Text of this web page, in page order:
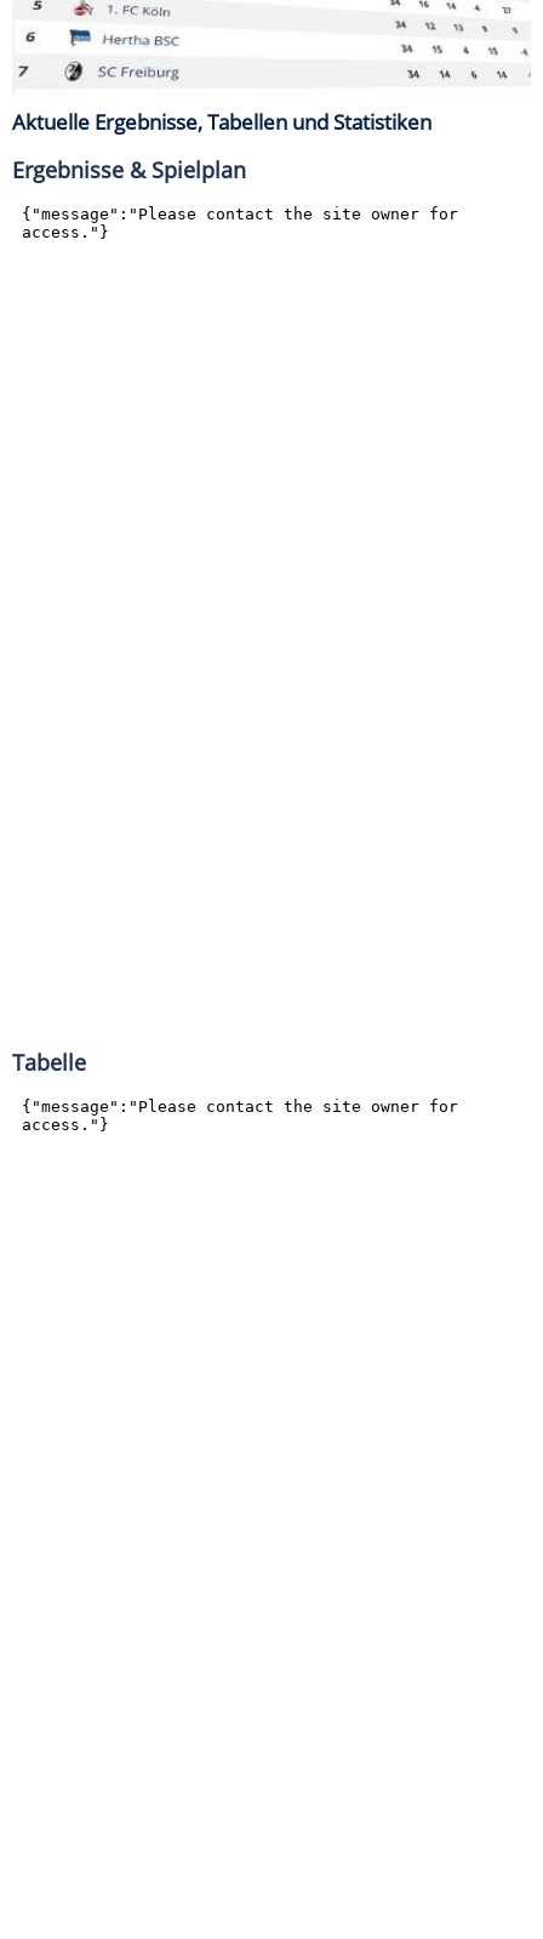
Aktuelle Ergebnisse, Tabellen und Statistiken
Ergebnisse & Spielplan
Tabelle